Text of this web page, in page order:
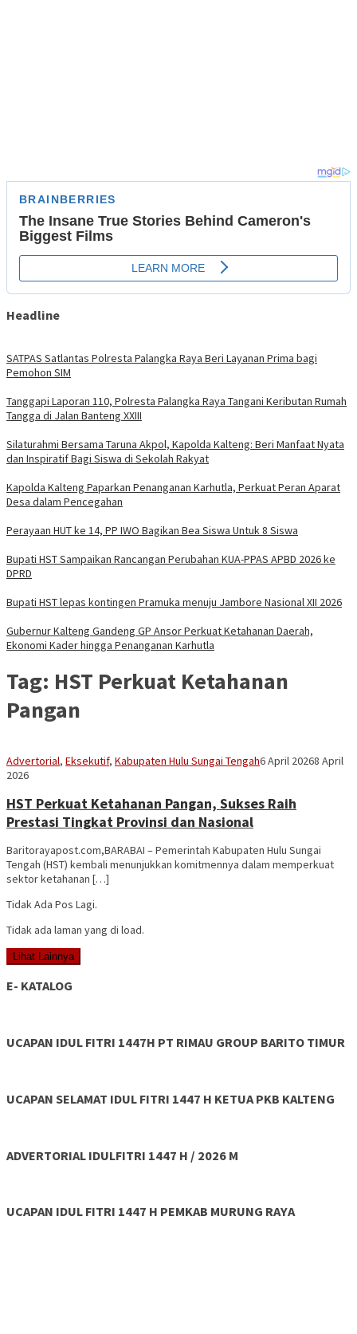
Headline
SATPAS Satlantas Polresta Palangka Raya Beri Layanan Prima bagi
Pemohon SIM
Tanggapi Laporan 110, Polresta Palangka Raya Tangani Keributan Rumah
Tangga di Jalan Banteng XXIII
Silaturahmi Bersama Taruna Akpol, Kapolda Kalteng: Beri Manfaat Nyata
dan Inspiratif Bagi Siswa di Sekolah Rakyat
Kapolda Kalteng Paparkan Penanganan Karhutla, Perkuat Peran Aparat
Desa dalam Pencegahan
Perayaan HUT ke 14, PP IWO Bagikan Bea Siswa Untuk 8 Siswa
Bupati HST Sampaikan Rancangan Perubahan KUA-PPAS APBD 2026 ke
DPRD
Bupati HST lepas kontingen Pramuka menuju Jambore Nasional XII 2026
Gubernur Kalteng Gandeng GP Ansor Perkuat Ketahanan Daerah,
Ekonomi Kader hingga Penanganan Karhutla
Tag: HST Perkuat Ketahanan
Pangan
Advertorial, Eksekutif, Kabupaten Hulu Sungai TengahVananta
6 April 20268 April
2026
HST Perkuat Ketahanan Pangan, Sukses Raih
Prestasi Tingkat Provinsi dan Nasional
Baritorayapost.com,BARABAI – Pemerintah Kabupaten Hulu Sungai
Tengah (HST) kembali menunjukkan komitmennya dalam memperkuat
sektor ketahanan […]
Tidak Ada Pos Lagi.
Tidak ada laman yang di load.
Lihat Lainnya
E- KATALOG
UCAPAN IDUL FITRI 1447H PT RIMAU GROUP BARITO TIMUR
UCAPAN SELAMAT IDUL FITRI 1447 H KETUA PKB KALTENG
ADVERTORIAL IDULFITRI 1447 H / 2026 M
UCAPAN IDUL FITRI 1447 H PEMKAB MURUNG RAYA